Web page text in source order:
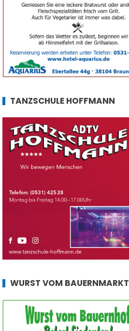
TANZSCHULE HOFFMANN
WURST VOM BAUERNMARKT